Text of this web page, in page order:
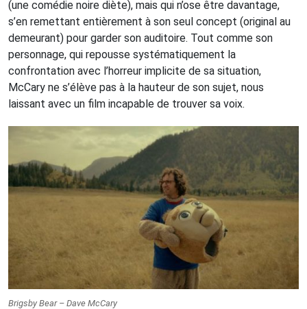
(une comédie noire diète), mais qui n’ose être davantage,
s’en remettant entièrement à son seul concept (original au
demeurant) pour garder son auditoire. Tout comme son
personnage, qui repousse systématiquement la
confrontation avec l’horreur implicite de sa situation,
McCary ne s’élève pas à la hauteur de son sujet, nous
laissant avec un film incapable de trouver sa voix.
Brigsby Bear– Dave McCary